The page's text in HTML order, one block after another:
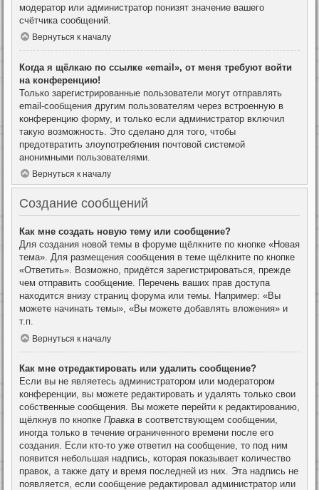
модератор или администратор понизят значение вашего
счётчика сообщений.
Вернуться к началу
Когда я щёлкаю по ссылке «email», от меня требуют войти
на конференцию!
Только зарегистрированные пользователи могут отправлять
email-сообщения другим пользователям через встроенную в
конференцию форму, и только если администратор включил
такую возможность. Это сделано для того, чтобы
предотвратить злоупотребления почтовой системой
анонимными пользователями.
Вернуться к началу
Создание сообщений
Как мне создать новую тему или сообщение?
Для создания новой темы в форуме щёлкните по кнопке «Новая
тема». Для размещения сообщения в теме щёлкните по кнопке
«Ответить». Возможно, придётся зарегистрироваться, прежде
чем отправить сообщение. Перечень ваших прав доступа
находится внизу страниц форума или темы. Например: «Вы
можете начинать темы», «Вы можете добавлять вложения» и
т.п.
Вернуться к началу
Как мне отредактировать или удалить сообщение?
Если вы не являетесь администратором или модератором
конференции, вы можете редактировать и удалять только свои
собственные сообщения. Вы можете перейти к редактированию,
щёлкнув по кнопке Правка в соответствующем сообщении,
иногда только в течение ограниченного времени после его
создания. Если кто-то уже ответил на сообщение, то под ним
появится небольшая надпись, которая показывает количество
правок, а также дату и время последней из них. Эта надпись не
появляется, если сообщение редактировал администратор или